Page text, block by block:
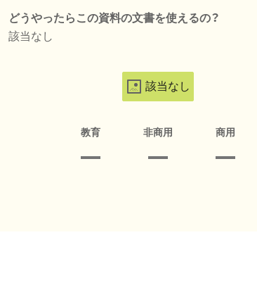
どうやったらこの資料の文書を使えるの？
該当なし
該当なし
教育 非商用 商用